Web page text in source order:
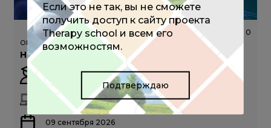
0
ОНЛАЙН-ШКОЛА
Неврология в фокусе внимания
ОНЛАЙН
09 сентября 2026
Если это не так, вы не сможете
получить доступ к сайту проекта
Therapy school и всем его
возможностям.
Подтверждаю